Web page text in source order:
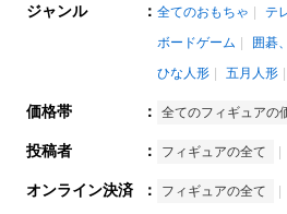
ジャンル ： 全てのおもちゃ テ
ボードゲーム
囲碁
ひな人形
五月人形
価格帯 ： 全てのフィギュアの
投稿者 ： フィギュアの全て
オンライン決済 ： フィギュアの全て